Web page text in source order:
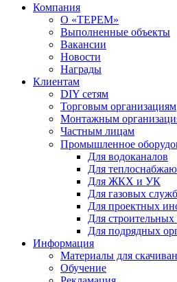
Компания
О «ТЕРЕМ»
Выполненные объекты
Вакансии
Новости
Награды
Клиентам
DIY сетям
Торговым организациям
Монтажным
Частным лицам
Промышленное
Для водоканалов
Для
Для ЖКХ и УК
Для газовых
Для проектных
Для
Для подрядных
Информация
Материалы для
Обучение